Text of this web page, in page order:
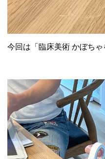
今回は「臨床美術 かぼちゃ